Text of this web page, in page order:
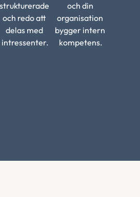
strukturerade
och redo att
delas med
intressenter.
och din
organisation
bygger intern
kompetens.